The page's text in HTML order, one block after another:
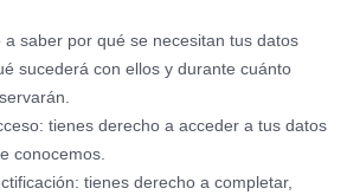
a saber por qué se necesitan tus datos
sucederá con ellos y durante cuánto
tienes derecho a acceder a tus datos
conocemos.
tienes derecho a completar,